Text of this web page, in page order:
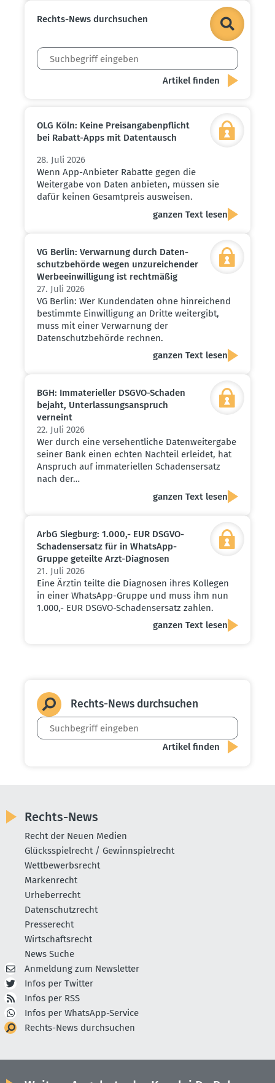
Rechts-News durch­suchen
OLG Köln: Keine Preis­an­ga­ben­pflicht
bei Rabatt-Apps mit Daten­tausch
28. Juli 2026
Wenn App-Anbieter Rabatte gegen die
Weitergabe von Daten anbieten, müssen sie
dafür keinen Gesamtpreis ausweisen.
ganzen Text lesen
VG Berlin: Verwarnung durch Daten­
schutz­be­hörde wegen unzurei­chender
Werbe­ein­wil­ligung ist recht­mäßig
27. Juli 2026
VG Berlin: Wer Kundendaten ohne hinreichend
bestimmte Einwilligung an Dritte weitergibt,
muss mit einer Verwarnung der
Datenschutzbehörde rechnen.
ganzen Text lesen
BGH: Immate­ri­eller DSGVO-Schaden
bejaht, Unter­las­sungs­an­spruch
verneint
22. Juli 2026
Wer durch eine versehentliche Datenweitergabe
seiner Bank einen echten Nachteil erleidet, hat
Anspruch auf immateriellen Schadensersatz
nach der…
ganzen Text lesen
ArbG Siegburg: 1.000,- EUR DSGVO-
Schadens­ersatz für in WhatsApp-
Gruppe geteilte Arzt-Diagnosen
21. Juli 2026
Eine Ärztin teilte die Diagnosen ihres Kollegen
in einer WhatsApp-Gruppe und muss ihm nun
1.000,- EUR DSGVO-Schadensersatz zahlen.
ganzen Text lesen
Rechts-News durch­suchen
Rechts-News
Recht der Neuen Medien
Glücksspielrecht / Gewinnspielrecht
Wettbewerbsrecht
Markenrecht
Urheberrecht
Datenschutzrecht
Presserecht
Wirtschaftsrecht
News Suche
Anmeldung zum Newsletter
Infos per Twitter
Infos per RSS
Infos per WhatsApp-Service
Rechts-News durchsuchen